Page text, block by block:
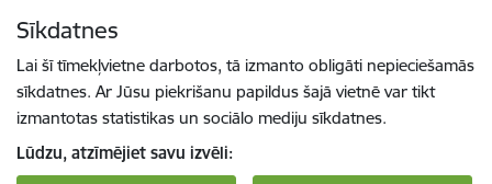
Sīkdatnes
Lai šī tīmekļvietne darbotos, tā izmanto obligāti nepieciešamās
sīkdatnes. Ar Jūsu piekrišanu papildus šajā vietnē var tikt
izmantotas statistikas un sociālo mediju sīkdatnes.
Lūdzu, atzīmējiet savu izvēli: